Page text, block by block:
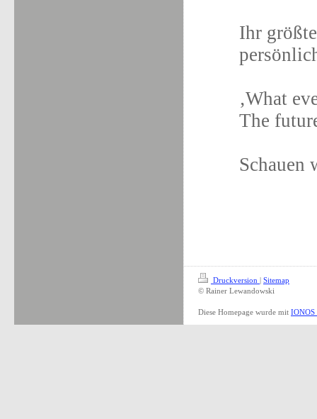
Ihr
‚What
The
Schauen
Druckversion | Sitemap
© Rainer Lewandowski
Diese Homepage wurde mit IONOS